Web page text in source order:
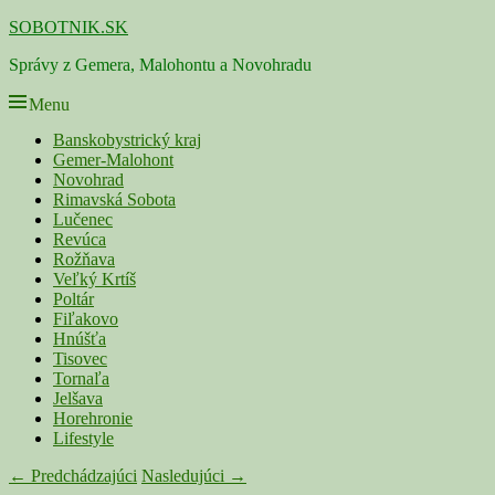
Skip
content
SOBOTNIK.SK
Správy z Gemera, Malohontu a Novohradu
Menu
Primárne
menu
Banskobystrický kraj
Gemer-Malohont
Novohrad
Rimavská Sobota
Lučenec
Revúca
Rožňava
Veľký Krtíš
Poltár
Fiľakovo
Hnúšťa
Tisovec
Tornaľa
Jelšava
Horehronie
Lifestyle
Navigácia
← Predchádzajúci Nasledujúci →